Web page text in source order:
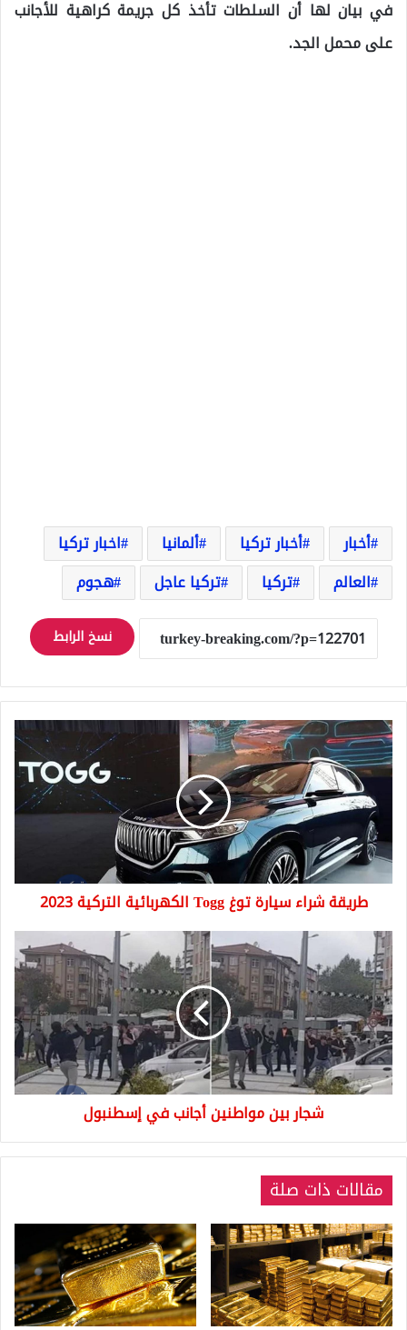
في بيان لها أن السلطات تأخذ كل جريمة كراهية للأجانب
على محمل الجد.
أخبار أخبار تركيا ألمانيا
اخبار تركيا
العالم
تركيا تركيا عاجل هجوم
نسخ الرابط
طريقة
شراء
سيارة
Togg
الكهربائية
التركية
2023
طريقة شراء سيارة توغ Togg الكهربائية التركية 2023
شجار
بين
مواطنين
أجانب
في
إسطنبول
شجار بين مواطنين أجانب في إسطنبول
مقالات ذات صلة